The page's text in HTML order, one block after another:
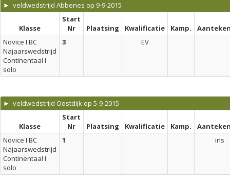
► veldwedstrijd Abbenes op 9-9-2015
Klasse
Start
Nr
Plaatsing Kwalificatie Kamp.
Novice I.BC
Najaarswedstrijd
Continentaal I
solo
3 EV
► veldwedstrijd Oostdijk op 5-9-2015
Klasse
Start
Nr
Plaatsing Kwalificatie Kamp.
Novice I.BC
Najaarswedstrijd
Continentaal I
solo
1 ins